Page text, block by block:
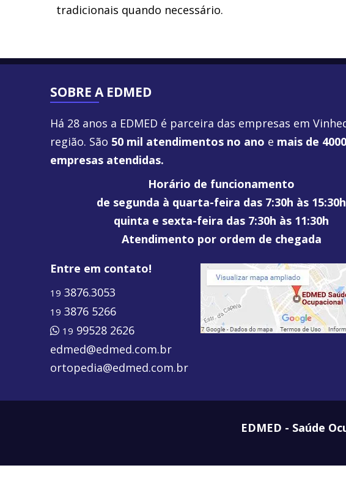
tradicionais quando necessário.
SOBRE A EDMED
Há 28 anos a EDMED é parceira das empresas em
região. São 50 mil atendimentos no ano e mais de 4000
empresas atendidas.
Horário de funcionamento
de segunda à quarta-feira das 7:30h às 15:30h
quinta e sexta-feira das 7:30h às 11:30h
Atendimento por ordem de chegada
Entre em contato!
19 3876.3053
19 3876 5266
19 99528 2626
edmed@edmed.com.br
ortopedia@edmed.com.br
EDMED - Saúde